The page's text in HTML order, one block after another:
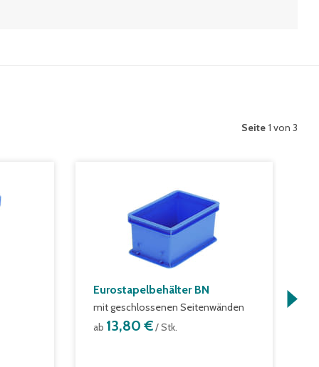
Seite 1 von 3
Eurostapelbehälter BN
mit geschlossenen Seitenwänden
ab 13,80 €/ Stk.